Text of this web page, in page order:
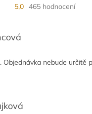
5,0 465 hodnocení
Objednávka nebude určitě